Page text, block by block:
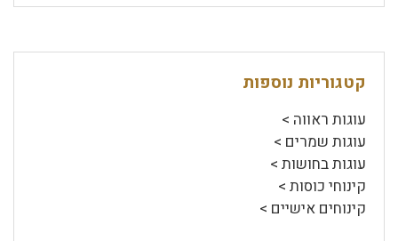
קטגוריות נוספות
עוגות ראווה >
עוגות שמרים >
עוגות בחושות >
קינוחי כוסות >
קינוחים אישיים >